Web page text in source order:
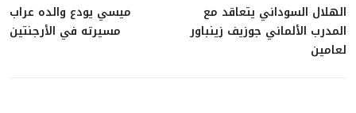
الهلال السوداني يتعاقد مع
المدرب الألماني جوزيف زينباور
لعامين
ميسي يودع والده عراب
مسيرته في الأرجنتين